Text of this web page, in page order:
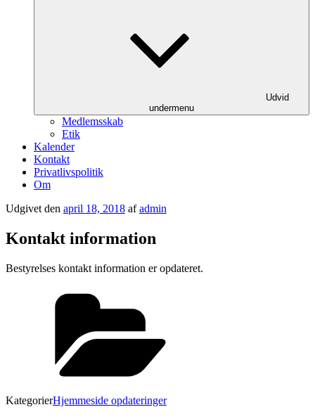
Udvid
undermenu
Medlemsskab
Etik
Kalender
Kontakt
Privatlivspolitik
Om
Udgivet den april 18, 2018 afadmin
Kontakt information
Bestyrelses kontakt information er opdateret.
KategorierHjemmeside opdateringer